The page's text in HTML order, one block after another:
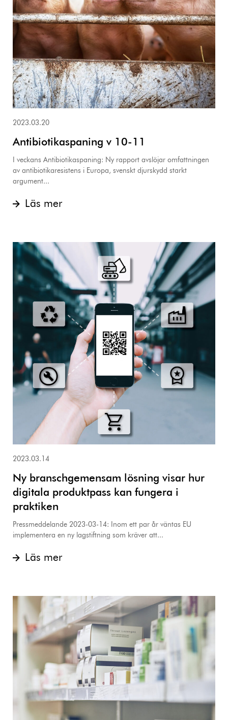
2023.03.20
Antibiotikaspaning v 10-11
I veckans Antibiotikaspaning: Ny rapport avslöjar omfattningen
av antibiotikaresistens i Europa, svenskt djurskydd starkt
argument...
Läs mer
2023.03.14
Ny branschgemensam lösning visar hur
digitala produktpass kan fungera i
praktiken
Pressmeddelande 2023-03-14: Inom ett par år väntas EU
implementera en ny lagstiftning som kräver att...
Läs mer